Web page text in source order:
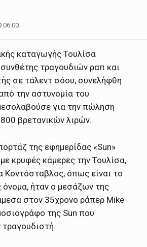
06:00
καταγωγής Τουλίσα
τραγουδιών ραπ και
σε τάλεντ σόου, συνελήφθη
την αστυνομία του
για την πώληση
βρετανικών λιρών.
της εφημερίδας «Sun»
κρυφές κάμερες την Τουλίσα,
Κοντόσταβλος, όπως είναι το
όνομα, ήταν ο μεσάζων της
στον 35χρονο ράπερ Mike
της Sun που